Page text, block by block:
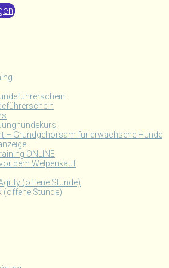
– Grundgehorsam für erwachsene Hunde
ONLINE
dem Welpenkauf
(offene Stunde)
(offene Stunde)